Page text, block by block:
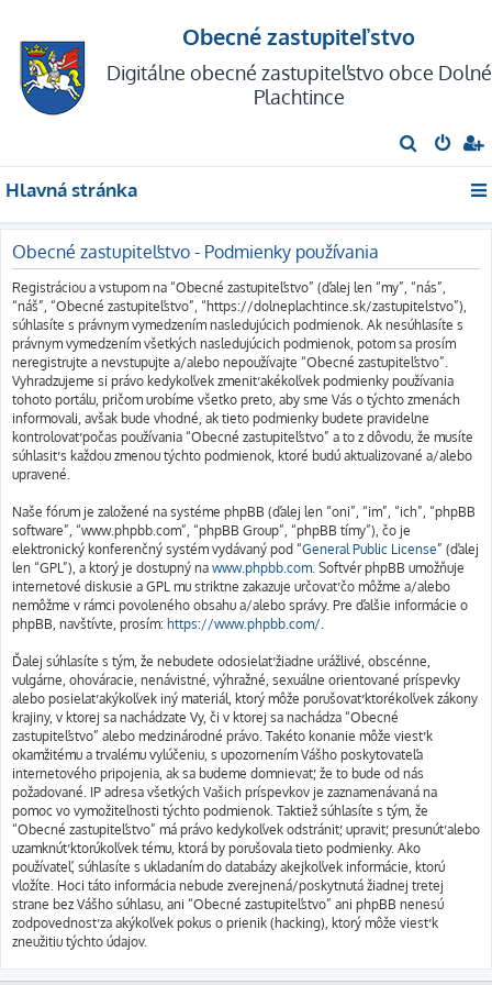
Obecné zastupiteľstvo
Digitálne obecné zastupiteľstvo obce Dolné
Plachtince
ľ
d
Hlavná stránka
Obecné zastupiteľstvo - Podmienky používania
Registráciou a vstupom na “Obecné zastupiteľstvo” (ďalej len “my”, “nás”,
“náš”, “Obecné zastupiteľstvo”, “https://dolneplachtince.sk/zastupitelstvo”),
súhlasíte s právnym vymedzením nasledujúcich podmienok. Ak nesúhlasíte s
právnym vymedzením všetkých nasledujúcich podmienok, potom sa prosím
neregistrujte a nevstupujte a/alebo nepoužívajte “Obecné zastupiteľstvo”.
Vyhradzujeme si právo kedykoľvek zmeniť akékoľvek podmienky používania
tohoto portálu, pričom urobíme všetko preto, aby sme Vás o týchto zmenách
informovali, avšak bude vhodné, ak tieto podmienky budete pravidelne
kontrolovať počas používania “Obecné zastupiteľstvo” a to z dôvodu, že musíte
súhlasiť s každou zmenou týchto podmienok, ktoré budú aktualizované a/alebo
upravené.
Naše fórum je založené na systéme phpBB (ďalej len “oni”, “im”, “ich”, “phpBB
software”, “www.phpbb.com”, “phpBB Group”, “phpBB tímy”), čo je
elektronický konferenčný systém vydávaný pod “General Public License” (ďalej
len “GPL”), a ktorý je dostupný na www.phpbb.com . Softvér phpBB umožňuje
internetové diskusie a GPL mu striktne zakazuje určovať čo môžme a/alebo
nemôžme v rámci povoleného obsahu a/alebo správy. Pre ďalšie informácie o
phpBB, navštívte, prosím: https://www.phpbb.com/
Ďalej súhlasíte s tým, že nebudete odosielať žiadne urážlivé, obscénne,
vulgárne, ohováracie, nenávistné, výhražné, sexuálne orientované príspevky
alebo posielať akýkoľvek iný materiál, ktorý môže porušovať ktorékoľvek zákony
krajiny, v ktorej sa nachádzate Vy, či v ktorej sa nachádza “Obecné
zastupiteľstvo” alebo medzinárodné právo. Takéto konanie môže viesť k
okamžitému a trvalému vylúčeniu, s upozornením Vášho poskytovateľa
internetového pripojenia, ak sa budeme domnievať, že to bude od nás
požadované. IP adresa všetkých Vašich príspevkov je zaznamenávaná na
pomoc vo vymožiteľnosti týchto podmienok. Taktiež súhlasíte s tým, že
“Obecné zastupiteľstvo” má právo kedykoľvek odstrániť, upraviť, presunúť alebo
uzamknúť ktorúkoľvek tému, ktorá by porušovala tieto podmienky. Ako
používateľ, súhlasíte s ukladaním do databázy akejkoľvek informácie, ktorú
vložíte. Hoci táto informácia nebude zverejnená/poskytnutá žiadnej tretej
strane bez Vášho súhlasu, ani “Obecné zastupiteľstvo” ani phpBB nenesú
zodpovednosť za akýkoľvek pokus o prienik (hacking), ktorý môže viesť k
zneužitiu týchto údajov.